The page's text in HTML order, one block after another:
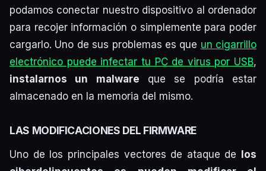
podamos conectar nuestro dispositivo al ordenador
para recojer información o simplemente para poder
cargarlo. Uno de sus problemas es que un cigarrillo
electrónico puede infectar tu PC de virus por USB,
instalarnos un malware que se podría estar
almacenado en la memoria del mismo.
LAS MODIFICACIONES DEL FIRMWARE
Uno de los principales vectores de ataque de
los